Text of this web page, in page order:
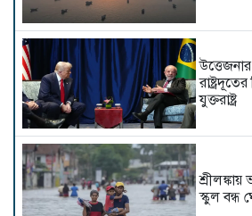
যুক্তরাষ্ট্র
স্কুল বন্ধ